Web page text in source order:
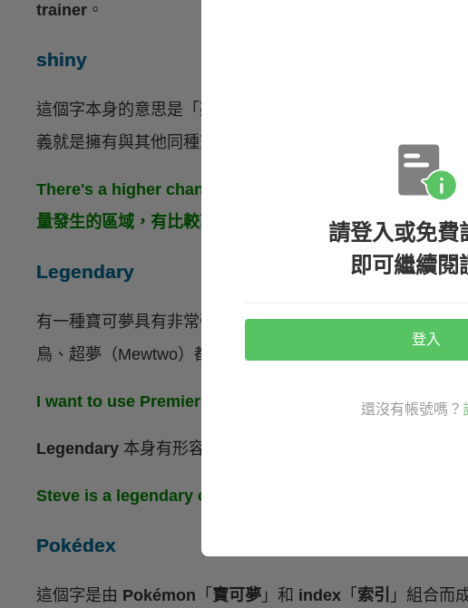
trainer 。
shiny
這個字本身的意思是「 亮晶晶的
義就是擁有與其他同種寶可夢不同的顏色，非常稀有，在捕
There's a higher chance to catch shiny Pokémon in the
量發生的區域，有比較高的機率能抓到色違寶可夢。）
Legendary
有一種寶可夢具有非常強大的力量，這種寶可夢就稱為
鳥、超夢（Mewtwo）都是傳說寶可夢哦！
I want to use Premier Balls to catch Legendaries.（我想
Legendary 本身有形容詞「
Steve is a legendary currency trader.（Steve 是赫赫有名
Pokédex
這個字是由 Pokémon 「 寶可夢 」和 index 「 索引 」組合而
請登入或免費
即可繼續閱
登入
還沒有帳號嗎？